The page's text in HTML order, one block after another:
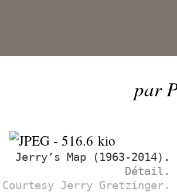
par
Jerry’s Map (1963-2014).
Détail.
Courtesy Jerry Gretzinger.